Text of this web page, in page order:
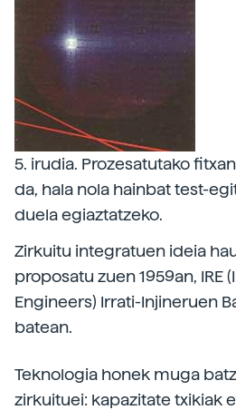
5. irudia. Prozesatutako
da, hala nola hainbat test-
duela egiaztatzeko.
Zirkuitu integratuen ideia
proposatu zuen 1959an, IRE
Engineers) Irrati-Injineruen
batean.
Teknologia honek muga
zirkuituei: kapazitate txikiak